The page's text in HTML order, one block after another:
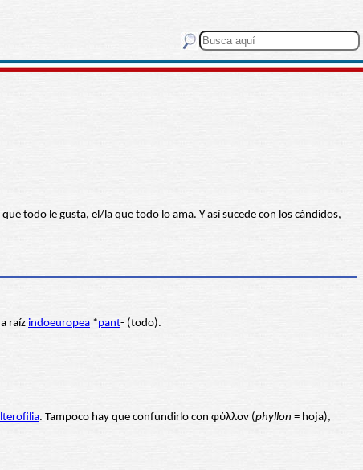
todo le gusta, el/la que todo lo ama. Y así sucede con los cándidos,
raíz indoeuropea *pant- (todo).
. Tampoco hay que confundirlo con φύλλον (phyllon = hoja),